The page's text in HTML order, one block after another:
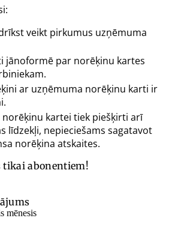
veikt pirkumus uzņēmuma
jānoformē par norēķinu kartes
ar uzņēmuma norēķinu karti ir
norēķinu kartei tiek piešķirti arī
līdzekļi, nepieciešams sagatavot
norēķina atskaites.
tikai abonentiem!
mēnesis